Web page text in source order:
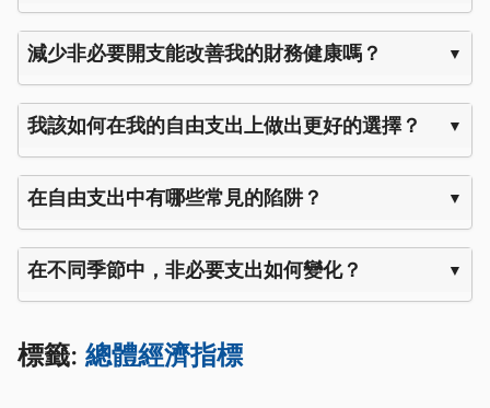
減少非必要開支能改善我的財務健康嗎？
我該如何在我的自由支出上做出更好的選擇？
在自由支出中有哪些常見的陷阱？
在不同季節中，非必要支出如何變化？
標籤:總體經濟指標